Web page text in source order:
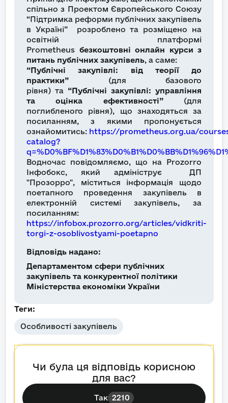
спільно з Проектом Європейського Союзу
“Підтримка реформи публічних закупівель
в Україні” розроблено та розміщено на
освітній платформі
Prometheus безкоштовні онлайн курси з
питань публічних закупівель, а саме:
“Публічні закупівлі: від теорії до
практики” (для базового
рівня) та “Публічні закупівлі: управління
та оцінка ефективності”(для
поглибленого рівня), що знаходяться за
посиланням, з якими пропонується
ознайомитись: https://prometheus.org.ua/
catalog?
Водночас повідомляємо, що на Prozorro
Інфобокс, який адмініструє ДП
"Прозорро", міститься інформація щодо
поетапного проведення закупівель в
електронній системі закупівель, за
посиланням:
https://infobox.prozorro.org/articles/vidkriti-
torgi-z-osoblivostyami-poetapno
Відповідь надано:
Департаментом сфери публічних
закупівель та конкурентної політики
Міністерства економіки України
Теги:
Особливості закупівель
Чи була ця відповідь корисною
для вас?
Так 2210